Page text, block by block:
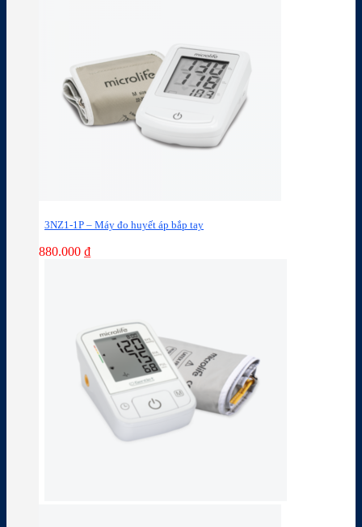
3NZ1-1P – Máy đo huyết áp bắp tay
880.000 ₫